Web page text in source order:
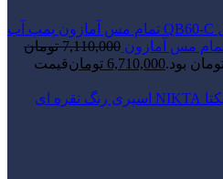
پمپ آب
7,110,000 تومان
6,710,000 تومانقیمت
اسپری رنگ نقره ای